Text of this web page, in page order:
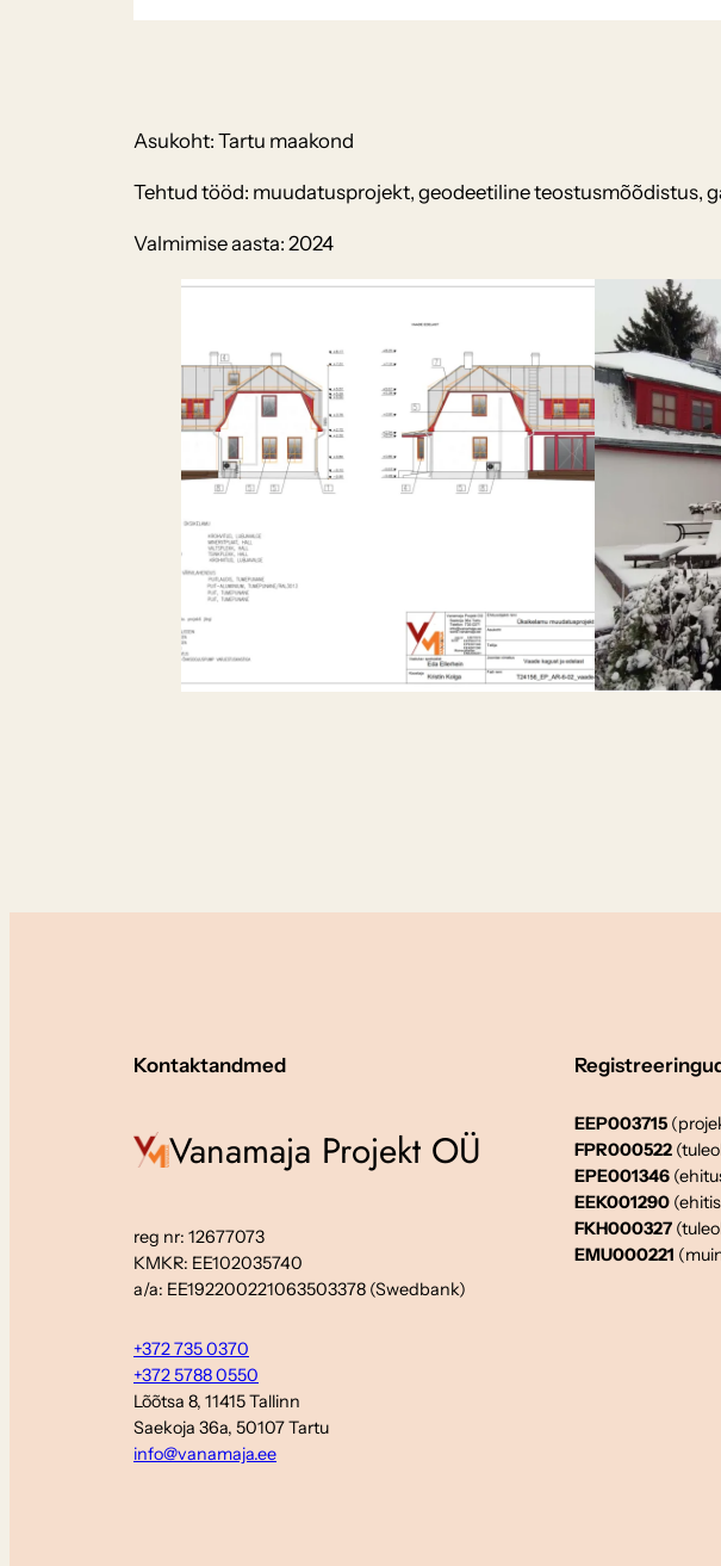
Asukoht: Tartu maakond
Tehtud tööd: muudatusprojekt, geodeetiline teostusmõõdistus,
Valmimise aasta: 2024
Kontaktandmed
Vanamaja Projekt OÜ
reg nr: 12677073
KMKR: EE102035740
a/a: EE192200221063503378 (Swedbank)
+372 735 0370
+372 5788 0550
Lõõtsa 8, 11415 Tallinn
Saekoja 36a, 50107 Tartu
info@vanamaja.ee
EEP003715
FPR000522
EPE001346
EEK001290
FKH000327
EMU000221